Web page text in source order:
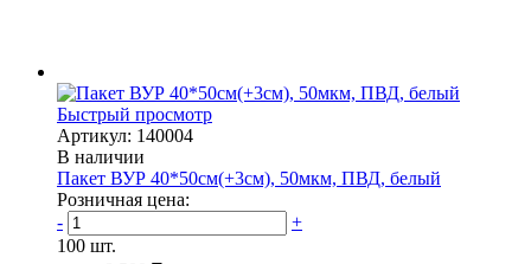
Быстрый просмотр
Артикул: 140004
В наличии
Пакет ВУР 40*50см(+3см), 50мкм, ПВД, белый
Розничная цена:
-
+
100 шт.